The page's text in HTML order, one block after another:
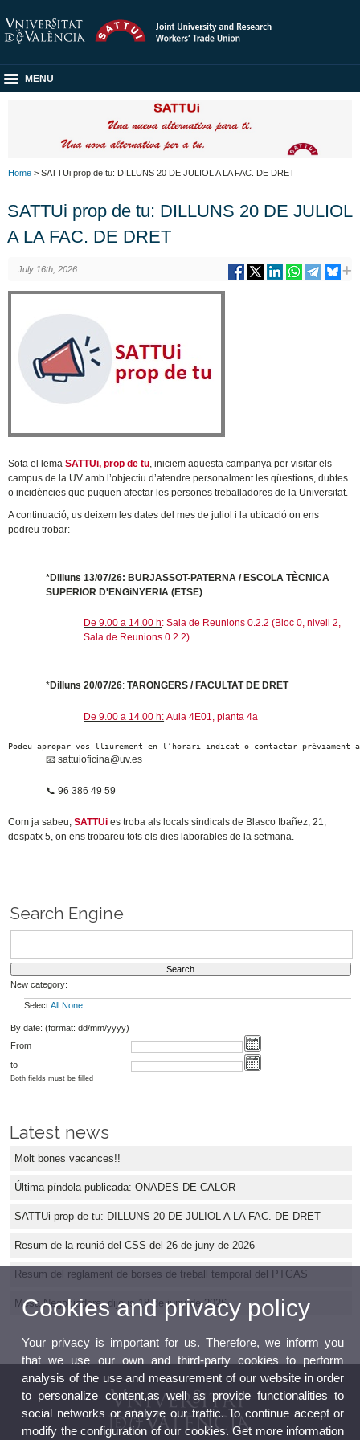
MENU
Home > SATTUi prop de tu: DILLUNS 20 DE JULIOL A LA FAC. DE DRET
SATTUi prop de tu: DILLUNS 20 DE JULIOL
A LA FAC. DE DRET
July 16th, 2026
Sota el lemaSATTUi, prop de tu , iniciem aquesta campanya per visitar els
campus de la UV amb l’objectiu d’atendre personalment les qüestions, dubtes
o incidències que puguen afectar les persones treballadores de la Universitat.
A continuació, us deixem les dates del mes de juliol i la ubicació on ens
podreu trobar:
*Dilluns 13/07/26: BURJASSOT-PATERNA / ESCOLA TÈCNICA
SUPERIOR D'ENGiNYERIA (ETSE)
De 9.00 a 14.00 h: Sala de Reunions 0.2.2 (Bloc 0, nivell 2,
Sala de Reunions 0.2.2)
*Dilluns 20/07/26:TARONGERS / FACULTAT DE DRET
De 9.00 a 14.00 h: Aula 4E01, planta 4a
Podeu apropar-vos lliurement en l’horari indicat o contactar prèviament
📧 sattuioficina@uv.es
📞 96 386 49 59
Com ja sabeu,SATTUi es troba als locals sindicals de Blasco Ibañez, 21,
despatx 5, on ens trobareu tots els dies laborables de la setmana.
Search Engine
New category:
Select All None
By date: (format: dd/mm/yyyy)
From
to
Both fields must be filled
Latest news
Molt bones vacances!!
Última píndola publicada: ONADES DE CALOR
SATTUi prop de tu: DILLUNS 20 DE JULIOL A LA FAC. DE DRET
Resum de la reunió del CSS del 26 de juny de 2026
Resum del reglament de borses de treball temporal del PTGAS
Mesa Negociadora, dijous 18 de juny de 2026
Cookies and privacy policy
Your privacy is important for us. Therefore, we inform you
that we use our own and third-party cookies to perform
analysis of the use and measurement of our website in order
to personalize content,as well as provide functionalities to
social networks or analyze our traffic. To continue accept or
modify the configuration of our cookies. Get more information